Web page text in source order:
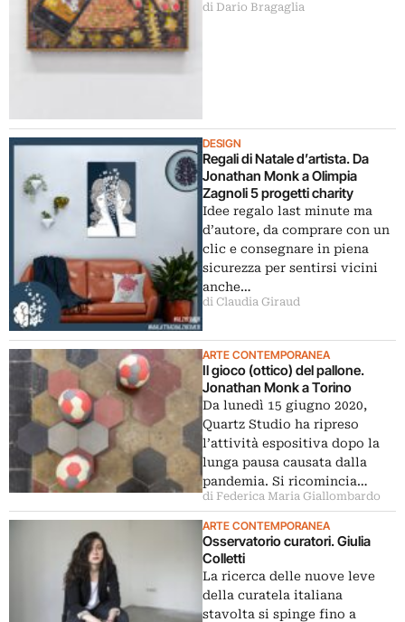
di Dario Bragaglia
DESIGN
Regali di Natale d’artista. Da
Jonathan Monk a Olimpia
Zagnoli 5 progetti charity
Idee regalo last minute ma
d’autore, da comprare con un
clic e consegnare in piena
sicurezza per sentirsi vicini
anche…
di Claudia Giraud
ARTE CONTEMPORANEA
Il gioco (ottico) del pallone.
Jonathan Monk a Torino
Da lunedì 15 giugno 2020,
Quartz Studio ha ripreso
l’attività espositiva dopo la
lunga pausa causata dalla
pandemia. Si ricomincia…
di Federica Maria Giallombardo
ARTE CONTEMPORANEA
Osservatorio curatori. Giulia
Colletti
La ricerca delle nuove leve
della curatela italiana
stavolta si spinge fino a